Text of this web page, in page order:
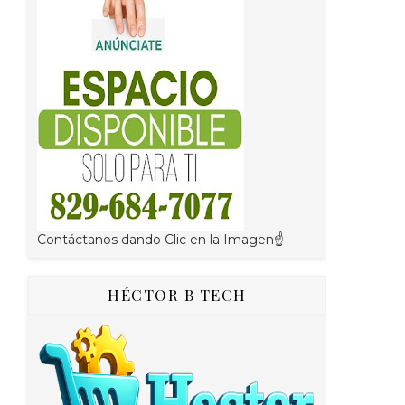
Contáctanos dando Clic en la Imagen☝
HÉCTOR B TECH